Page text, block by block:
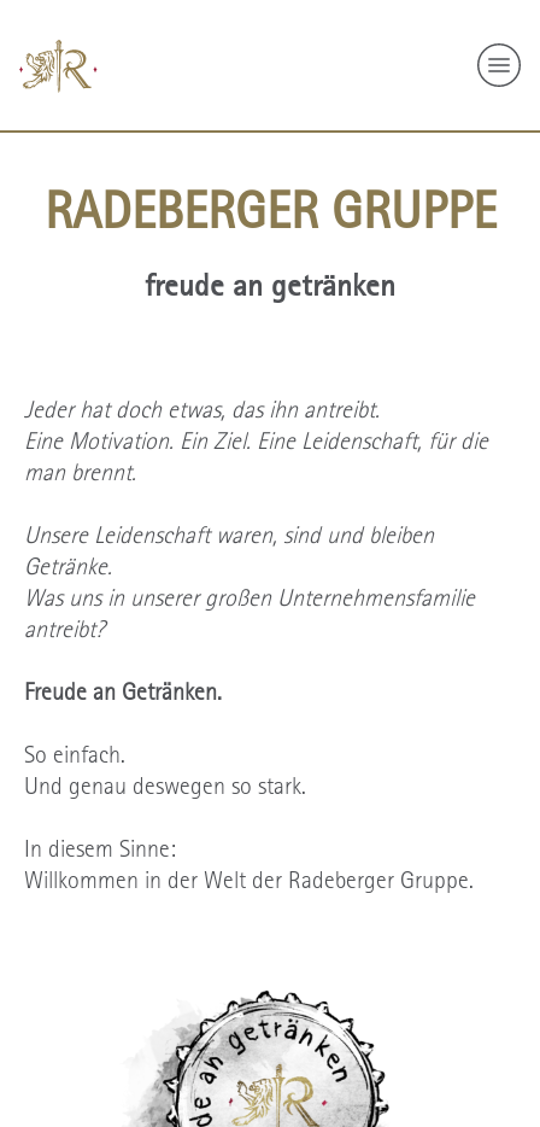
RADEBERGER GRUPPE
freude an getränken
Jeder hat doch etwas, das ihn antreibt.
Eine Motivation. Ein Ziel. Eine Leidenschaft, für die
man brennt.
Unsere Leidenschaft waren, sind und bleiben
Getränke.
Was uns in unserer großen Unternehmensfamilie
antreibt?
Freude an Getränken.
So einfach.
Und genau deswegen so stark.
In diesem Sinne:
Willkommen in der Welt der Radeberger Gruppe.